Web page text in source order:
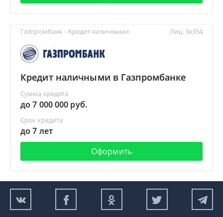
Газпромбанк - Кредит наличными
Кредит наличными в Газпромбанке
Сумма кредита
до 7 000 000 руб.
Срок кредита
до 7 лет
Оформить
Лиц. №354